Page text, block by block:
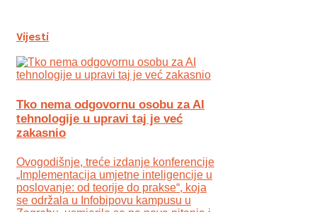
Vijesti
Tko nema odgovornu osobu za AI
tehnologije u upravi taj je već
zakasnio
Ovogodišnje, treće izdanje konferencije
„Implementacija umjetne inteligencije u
poslovanje: od teorije do prakse“, koja
se održala u Infobipovu kampusu u